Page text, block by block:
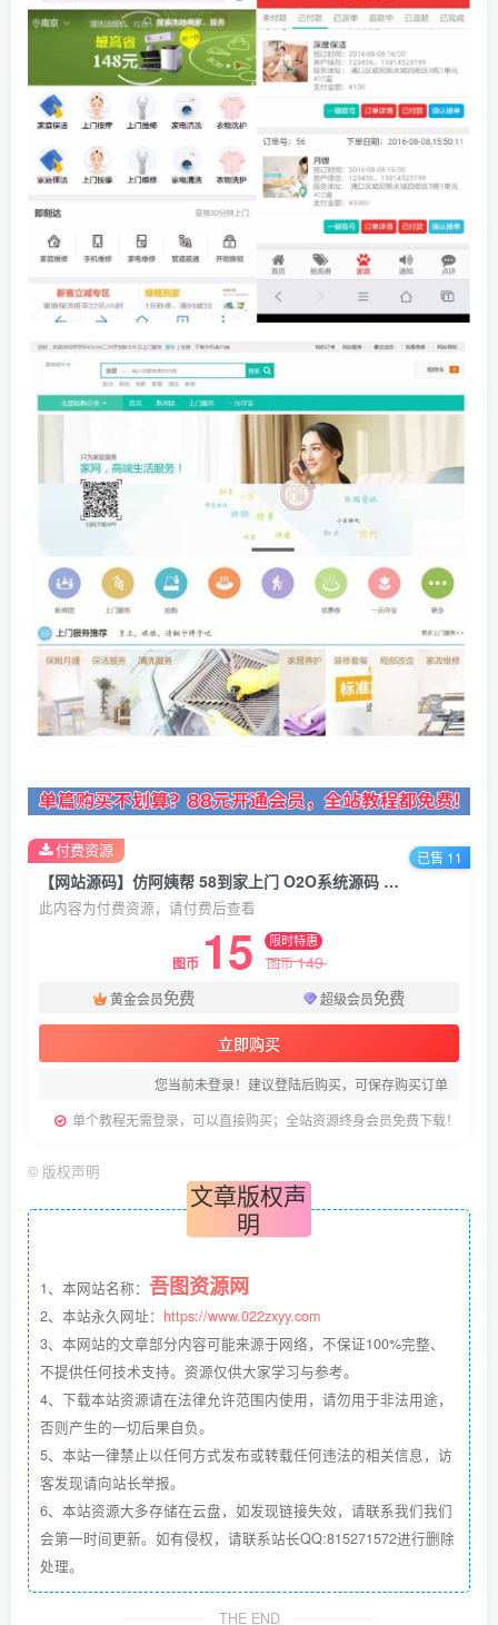
【网站源码】仿阿姨帮 58到家上门 O2O系统源码 支持电脑版、手机WAP、微信端
此内容为付费资源，请付费后查看
图币 15 限时特惠
图币149
黄金会员免费 超级会员免费
立即购买
您当前未登录！建议登陆后购买，可保存购买订单
单个教程无需登录，可以直接购买；全站资源终身会员免费下载！
付费资源 已售 11
© 版权声明
文章版权声
明
1、本网站名称： 吾图资源网
2、本站永久网址： https://www.022zxyy.com
3、本网站的文章部分内容可能来源于网络，不保证100%完整、
不提供任何技术支持。资源仅供大家学习与参考。
4、下载本站资源请在法律允许范围内使用，请勿用于非法用途，
否则产生的一切后果自负。
5、本站一律禁止以任何方式发布或转载任何违法的相关信息，访
客发现请向站长举报。
6、本站资源大多存储在云盘，如发现链接失效，请联系我们我们
会第一时间更新。如有侵权，请联系站长QQ:815271572进行删除
处理。
THE END